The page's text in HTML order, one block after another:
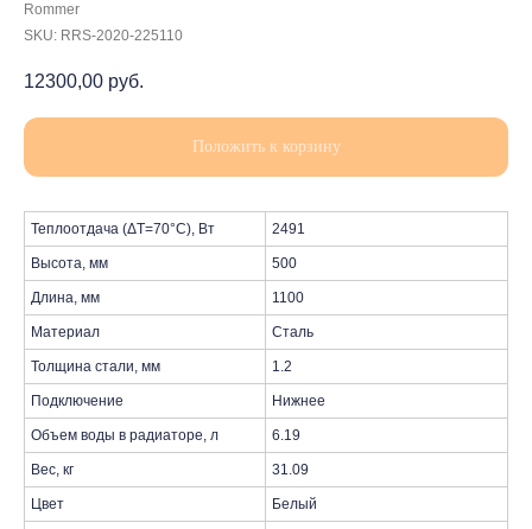
Rommer
SKU: RRS-2020-225110
12300,00 руб.
Положить к корзину
Теплоотдача (ΔT=70°C), Вт 2491
Высота, мм 500
Длина, мм 1100
Материал Сталь
Толщина стали, мм 1.2
Подключение Нижнее
Объем воды в радиаторе, л 6.19
Вес, кг 31.09
Цвет Белый